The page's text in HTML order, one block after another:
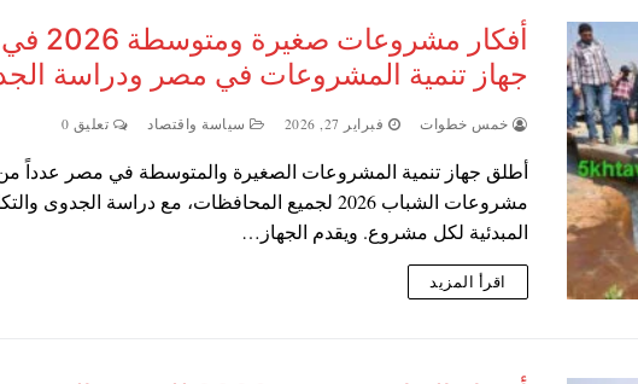
أفكار مشروعات صغيرة ومتوسطة 2026 في
جهاز تنمية المشروعات في مصر ودراسة
خمس خطوات فبراير 27, 2026 سياسة واقتصاد تعليق 0
أطلق جهاز تنمية المشروعات الصغيرة والمتوسطة في مصر عدداً من
مشروعات الشباب 2026 لجميع المحافظات، مع دراسة الجدوى
المبدئية لكل مشروع. ويقدم الجهاز…
اقرأ المزيد